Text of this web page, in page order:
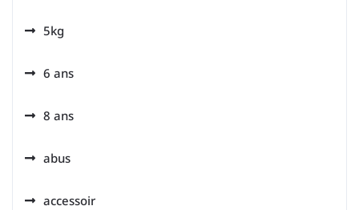
5kg
6 ans
8 ans
abus
accessoir